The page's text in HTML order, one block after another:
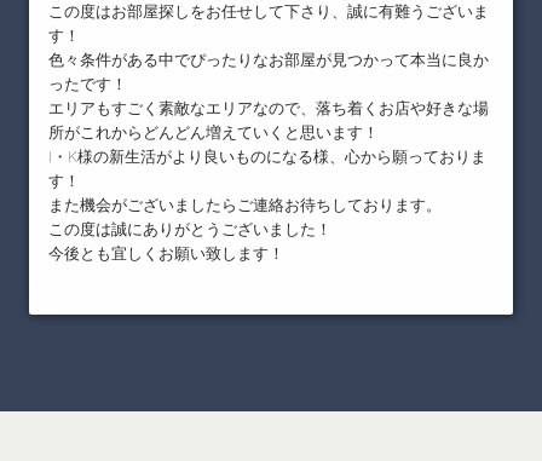
この度はお部屋探しをお任せして下さり、誠に有難うございま
す！
色々条件がある中でぴったりなお部屋が見つかって本当に良か
ったです！
エリアもすごく素敵なエリアなので、落ち着くお店や好きな場
所がこれからどんどん増えていくと思います！
I・K様の新生活がより良いものになる様、心から願っておりま
す！
また機会がございましたらご連絡お待ちしております。
この度は誠にありがとうございました！
今後とも宜しくお願い致します！